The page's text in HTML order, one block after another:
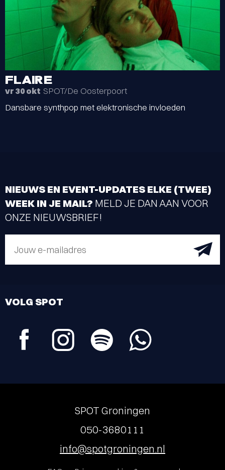
FLAIRE
vr 30 okt SPOT/De Oosterpoort
Dansbare synthpop met elektronische invloeden
NIEUWS EN EVENT-UPDATES ELKE (TWEE)
WEEK IN JE MAIL? MELD JE DAN AAN VOOR
ONZE NIEUWSBRIEF!
Jouw e-mailadres
VOLG SPOT
SPOT Groningen
050-3680111
info@spotgroningen.nl